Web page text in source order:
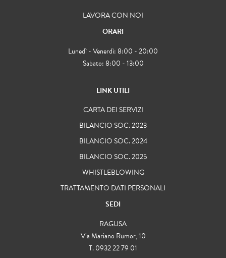
LAVORA CON NOI
ORARI
Lunedì - Venerdì: 8:00 - 20:00
Sabato: 8:00 - 13:00
LINK UTILI
CARTA DEI SERVIZI
BILANCIO SOC. 2023
BILANCIO SOC. 2024
BILANCIO SOC. 2025
WHISTLEBLOWING
TRATTAMENTO DATI PERSONALI
SEDI
RAGUSA
Via Mariano Rumor, 10
T. 0932 22 79 01